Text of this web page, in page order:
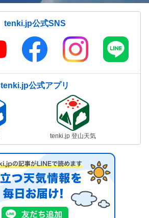
tenki.jp公式SNS
tenki.jp公式アプリ
tenki.jp 登山天気